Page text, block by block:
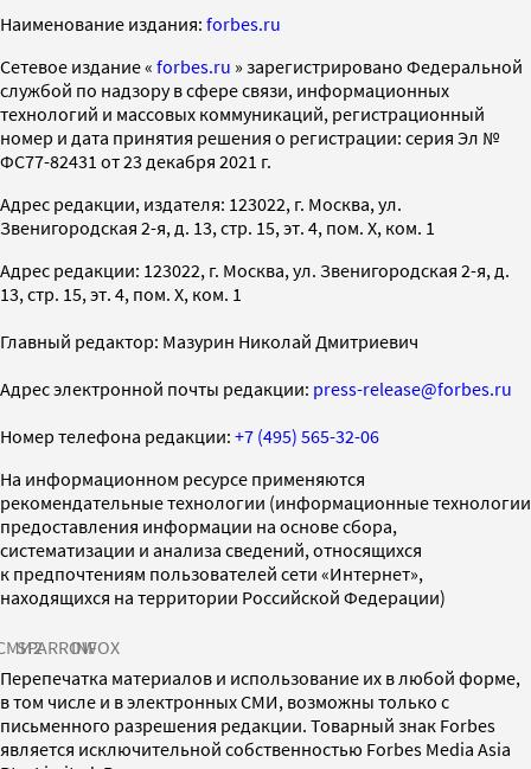
Наименование издания: forbes.ru
Cетевое издание « forbes.ru » зарегистрировано Федеральной
службой по надзору в сфере связи, информационных
технологий и массовых коммуникаций, регистрационный
номер и дата принятия решения о регистрации: серия Эл №
ФС77-82431 от 23 декабря 2021 г.
Адрес редакции, издателя: 123022, г. Москва, ул.
Звенигородская 2-я, д. 13, стр. 15, эт. 4, пом. X, ком. 1
Адрес редакции: 123022, г. Москва, ул. Звенигородская 2-я, д.
13, стр. 15, эт. 4, пом. X, ком. 1
Главный редактор: Мазурин Николай Дмитриевич
Адрес электронной почты редакции: press-release@forbes.ru
Номер телефона редакции: +7 (495) 565-32-06
На информационном ресурсе применяются
рекомендательные технологии (информационные технологии
предоставления информации на основе сбора,
систематизации и анализа сведений, относящихся
к предпочтениям пользователей сети «Интернет»,
находящихся на территории Российской Федерации)
SPARROWINFOX
Перепечатка материалов и использование их в любой форме,
в том числе и в электронных СМИ, возможны только с
письменного разрешения редакции. Товарный знак Forbes
является исключительной собственностью Forbes Media Asia